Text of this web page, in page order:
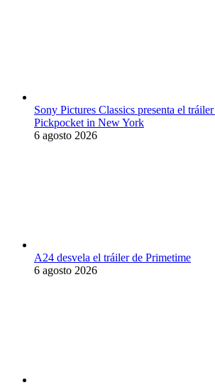
Sony Pictures Classics presenta el
Pickpocket in New York
6 agosto 2026
A24 desvela el tráiler de Primetime
6 agosto 2026